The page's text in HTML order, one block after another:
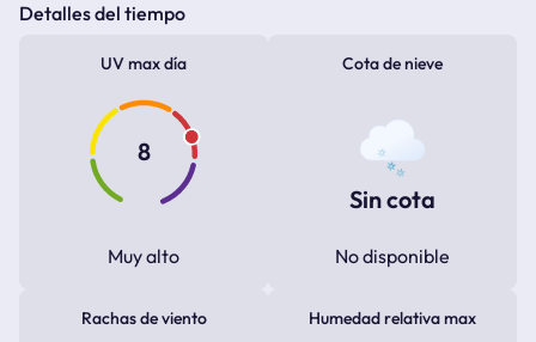
Detalles del tiempo
UV max día
8
Muy alto
Cota de nieve
Sin cota
No disponible
Rachas de viento Humedad relativa max